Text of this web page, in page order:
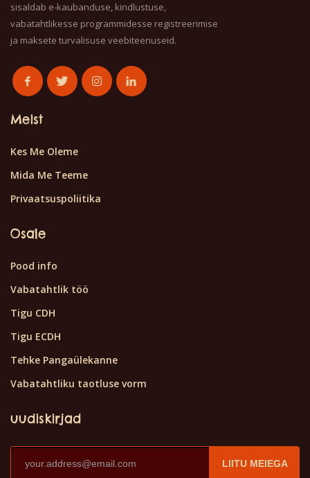
sisaldab e-kaubanduse, kindlustuse,
vabatahtlikesse programmidesse registreerimise
ja maksete turvalisuse veebiteenuseid.
Meist
Kes Me Oleme
Mida Me Teeme
Privaatsuspoliitika
Osale
Pood info
Vabatahtlik töö
Tigu CDH
Tigu ECDH
Tehke Pangaülekanne
Vabatahtliku taotluse vorm
uudiskirjad
LIITU MEIEGA